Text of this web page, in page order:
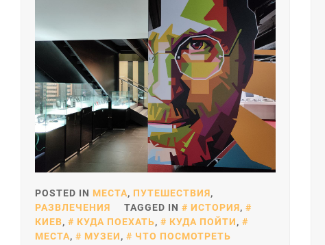
POSTED IN МЕСТА, ПУТЕШЕСТВИЯ,
РАЗВЛЕЧЕНИЯ
TAGGED IN ИСТОРИЯ,
КИЕВ, КУДА ПОЕХАТЬ, КУДА ПОЙТИ,
МЕСТА, МУЗЕИ, ЧТО ПОСМОТРЕТЬ